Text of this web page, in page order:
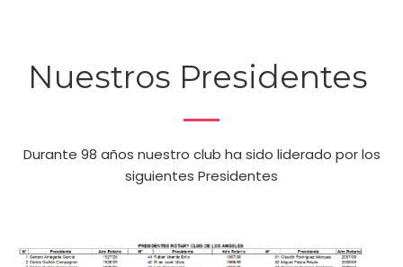
Nuestros Presidentes
Durante 98 años nuestro club ha sido liderado por los
siguientes Presidentes